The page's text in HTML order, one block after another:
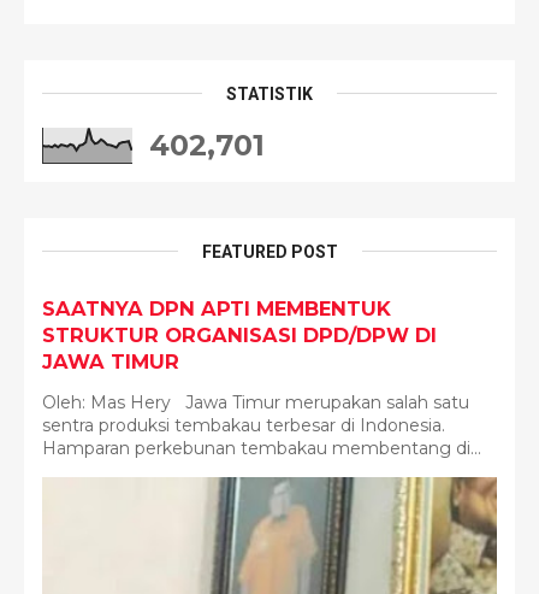
STATISTIK
402,701
FEATURED POST
SAATNYA DPN APTI MEMBENTUK
STRUKTUR ORGANISASI DPD/DPW DI
JAWA TIMUR
Oleh: Mas Hery Jawa Timur merupakan salah satu
sentra produksi tembakau terbesar di Indonesia.
Hamparan perkebunan tembakau membentang di...